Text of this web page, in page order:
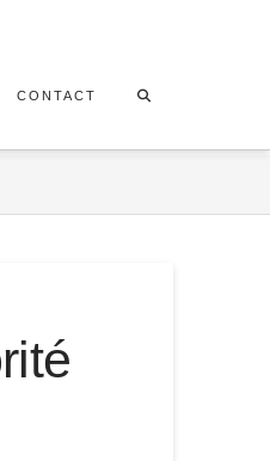
CONTACT
PLANIFIER
ÉCHANGE